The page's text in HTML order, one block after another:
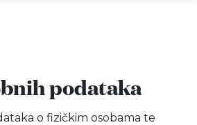
Info
podataka
o fizičkim osobama te